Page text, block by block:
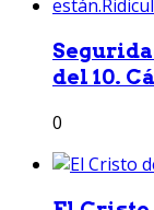
del 10.
0